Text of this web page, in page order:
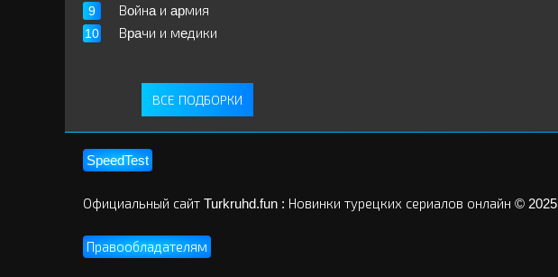
Вoйнa и apмия
Вpaчи и мeдики
ВСЕ ПОДБОРКИ
SpeedTest
Официальный сайт Turkruhd.fun : Новинки турецких сериалов онлайн © 2025
Правообладателям